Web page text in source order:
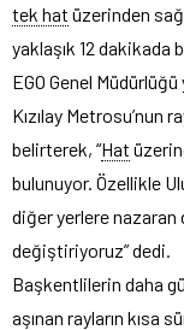
tek hat üzerinden
yaklaşık 12 dakikada
EGO Genel
Kızılay Metrosu’nun
belirterek, “Hat
bulunuyor. Özellikle
diğer yerlere nazaran
değiştiriyoruz” dedi.
Başkentlilerin daha
aşınan rayların kısa